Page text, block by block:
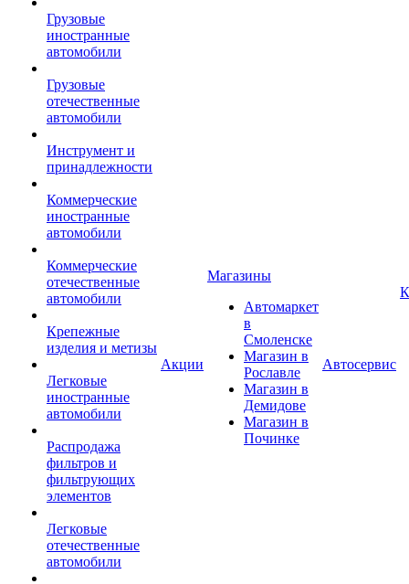
Грузовые
иностранные
автомобили
Грузовые
отечественные
автомобили
Инструмент и
принадлежности
Коммерческие
иностранные
автомобили
Коммерческие
отечественные
автомобили
Крепежные
изделия и метизы
Легковые
иностранные
автомобили
Распродажа
фильтров и
фильтрующих
элементов
Легковые
отечественные
автомобили
Акции
Магазины
Автомаркет
в
Смоленске
Магазин в
Рославле
Магазин в
Демидове
Магазин в
Починке
Автосервис